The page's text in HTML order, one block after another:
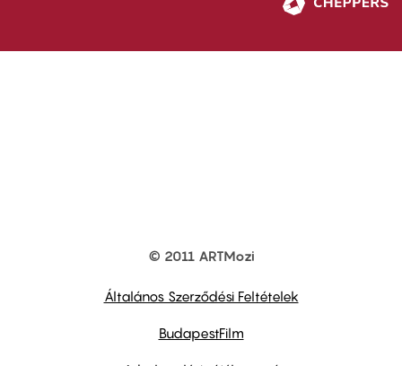
© 2011 ARTMozi
Általános Szerződési Feltételek
BudapestFilm